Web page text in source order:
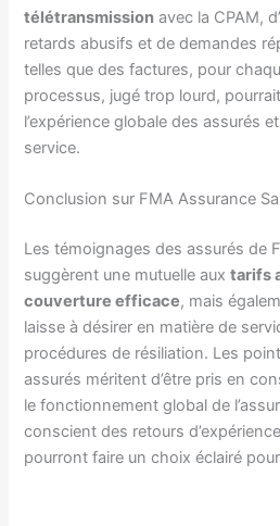
télétransmission avec la CPAM,
retards abusifs et de demandes
telles que des factures, pour
processus, jugé trop lourd,
l’expérience globale des assurés
service.
Conclusion sur FMA Assurance
Les témoignages des assurés de
suggèrent une mutuelle auxtarifs
couverture efficace, mais
laisse à désirer en matière de
procédures de résiliation. Les
assurés méritent d’être pris en
le fonctionnement global de
conscient des retours
pourront faire un choix éclairé